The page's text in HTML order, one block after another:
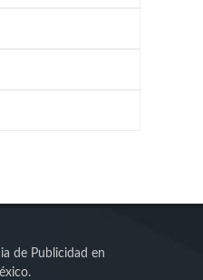
de Publicidad en